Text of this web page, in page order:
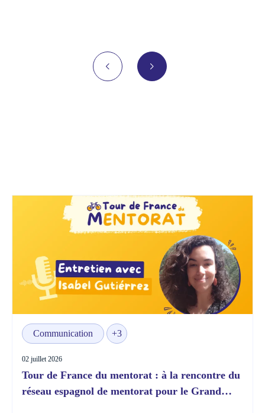
Communication +3
02 juillet 2026
Tour de France du mentorat : à la rencontre du
réseau espagnol de mentorat pour le Grand